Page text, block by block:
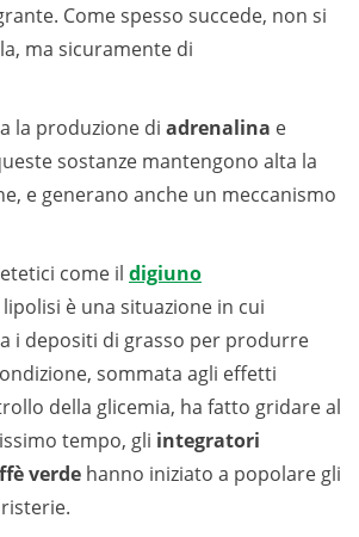
Come spesso succede, non si
ma sicuramente di
la produzione di adrenalina e
sostanze mantengono alta la
e generano anche un meccanismo
come il digiuno
lipolisi è una situazione in cui
i depositi di grasso per produrre
sommata agli effetti
della glicemia, ha fatto gridare al
tempo, gli integratori
verde hanno iniziato a popolare gli